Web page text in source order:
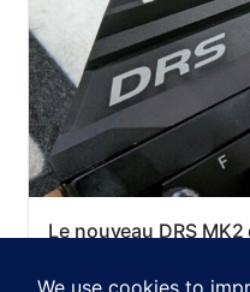
Le nouveau DRS MK2